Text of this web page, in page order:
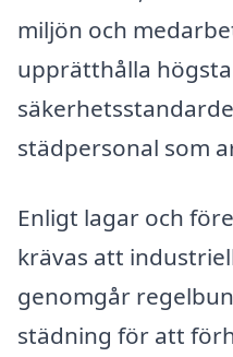
miljön och
upprätthålla
städpersonal som
Enligt lagar och
krävas att
genomgår
städning för att